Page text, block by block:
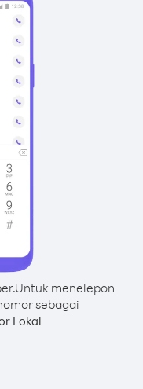
Untuk menelepon
sebagai
Lokal